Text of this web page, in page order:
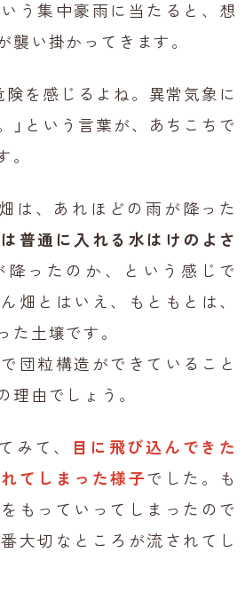
う集中豪雨に当たると、想
襲い掛かってきます。
険を感じるよね。異常気象に
」という言葉が、あちこちで
。
は、あれほどの雨が降った
普通に入れる水はけのよさ
降ったのか、という感じで
畑とはいえ、もともとは、
た土壌です。
団粒構造ができていること
理由でしょう。
みて、
目に飛び込んできた
てしまった様子 でした。も
もっていってしまったので
大切なところが流されてし